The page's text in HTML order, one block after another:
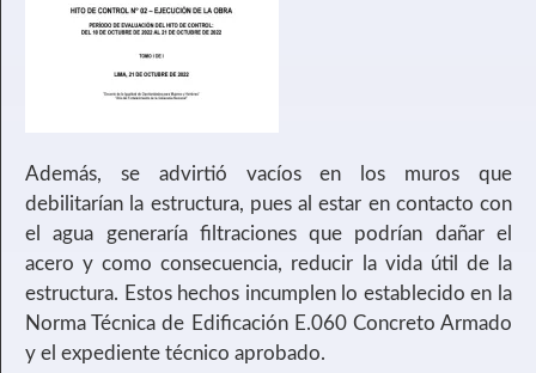
Además, se advirtió vacíos en los muros que
debilitarían la estructura, pues al estar en contacto con
el agua generaría filtraciones que podrían dañar el
acero y como consecuencia, reducir la vida útil de la
estructura. Estos hechos incumplen lo establecido en la
Norma Técnica de Edificación E.060 Concreto Armado
y el expediente técnico aprobado.